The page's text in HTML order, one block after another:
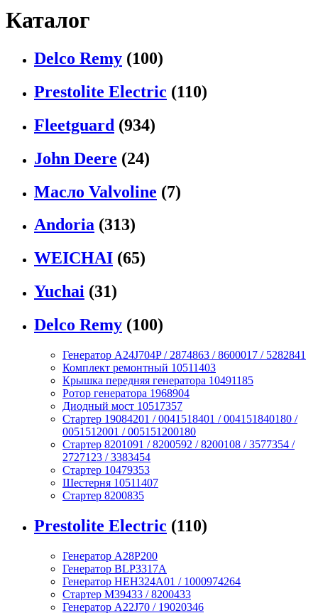
Каталог
Delco Remy (100)
Prestolite Electric (110)
Fleetguard (934)
John Deere (24)
Масло Valvoline (7)
Andoria (313)
WEICHAI (65)
Yuchai (31)
Delco Remy (100)
Генератор A24J704P / 2874863 / 8600017 / 5282841
Комплект ремонтный 10511403
Крышка передняя генератора 10491185
Ротор генератора 1968904
Диодный мост 10517357
Стартер 19084201 / 0041518401 / 004151840180 /
0051512001 / 005151200180
Стартер 8201091 / 8200592 / 8200108 / 3577354 /
2727123 / 3383454
Стартер 10479353
Шестерня 10511407
Стартер 8200835
Prestolite Electric (110)
Генератор A28P200
Генератор BLP3317A
Генератор HEH324A01 / 1000974264
Стартер M39433 / 8200433
Генератор A22J70 / 19020346